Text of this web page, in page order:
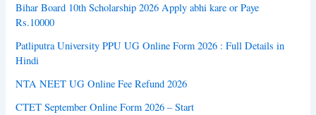
Bihar Board 10th Scholarship 2026 Apply abhi kare or Paye
Rs.10000
Patliputra University PPU UG Online Form 2026 : Full Details in
Hindi
NTA NEET UG Online Fee Refund 2026
CTET September Online Form 2026 – Start